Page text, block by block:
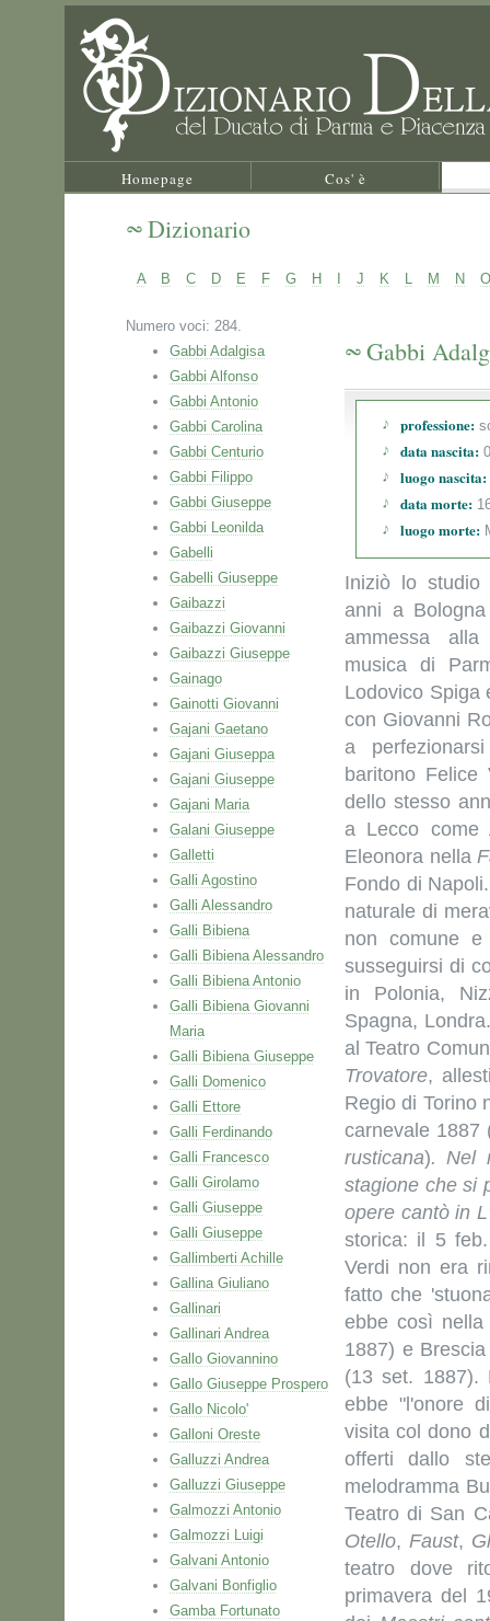
Homepage Cos' è
Dizionario
A B C D E F G H J K L M N O
Numero voci: 284.
Gabbi Adalgisa
Gabbi Alfonso
Gabbi Antonio
Gabbi Carolina
Gabbi Centurio
Gabbi Filippo
Gabbi Giuseppe
Gabbi Leonilda
Gabelli
Gabelli Giuseppe
Gaibazzi
Gaibazzi Giovanni
Gaibazzi Giuseppe
Gainago
Gainotti Giovanni
Gajani Gaetano
Gajani Giuseppa
Gajani Giuseppe
Gajani Maria
Galani Giuseppe
Galletti
Galli Agostino
Galli Alessandro
Galli Bibiena
Galli Bibiena Alessandro
Galli Bibiena Antonio
Galli Bibiena Giovanni
Maria
Galli Bibiena Giuseppe
Galli Domenico
Galli Ettore
Galli Ferdinando
Galli Francesco
Galli Girolamo
Galli Giuseppe
Galli Giuseppe
Gallimberti Achille
Gallina Giuliano
Gallinari
Gallinari Andrea
Gallo Giovannino
Gallo Giuseppe Prospero
Gallo Nicolo'
Galloni Oreste
Galluzzi Andrea
Galluzzi Giuseppe
Galmozzi Antonio
Galmozzi Luigi
Galvani Antonio
Galvani Bonfiglio
Gamba Fortunato
Gabbi
professione:
data nascita:
luogo nascita:
data morte:
luogo morte:
Iniziò lo
anni a
ammessa
musica di
Lodovico Spiga
con Giovanni
a
baritono Felice
dello stesso
a Lecco
Eleonora nella
Fondo di
naturale di
non comune e
susseguirsi di
in Polonia,
Spagna,
al Teatro
Trovatore,
Regio di Torino
carnevale 1887
rusticana). Nel
stagione che si
opere cantò in
storica: il 5
Verdi non era
fatto che
ebbe così nella
1887) e
(13 set.
ebbe "l'onore
visita col dono
offerti dallo
melodramma
Teatro di San
Otello, Faust,
teatro dove
primavera del